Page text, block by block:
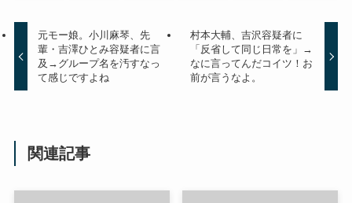
元モー娘。小川麻琴、先
輩・吉澤ひとみ容疑者に言
及→グループ名を汚すなっ
て感じですよね
村本大輔、吉沢容疑者に
「反省して同じ日常を」→
なに言ってんだコイツ！お
前が言うなよ。
関連記事